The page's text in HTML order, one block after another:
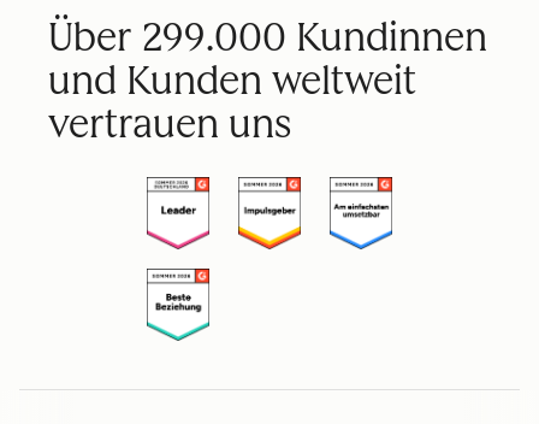
Über 299.000 Kundinnen
und Kunden weltweit
vertrauen uns